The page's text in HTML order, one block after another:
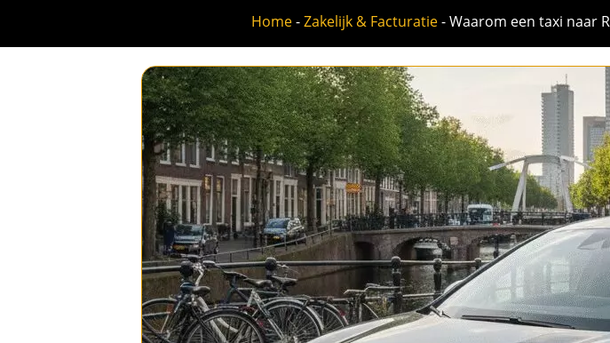
Home-Zakelijk & Facturatie-Waarom een taxi naar